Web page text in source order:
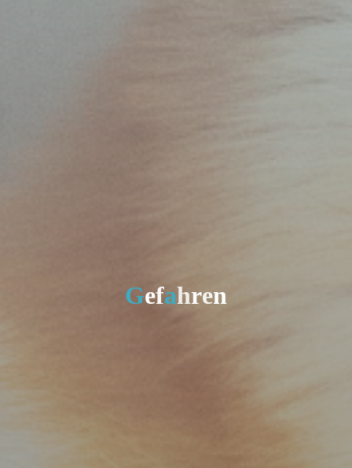
Gefahren